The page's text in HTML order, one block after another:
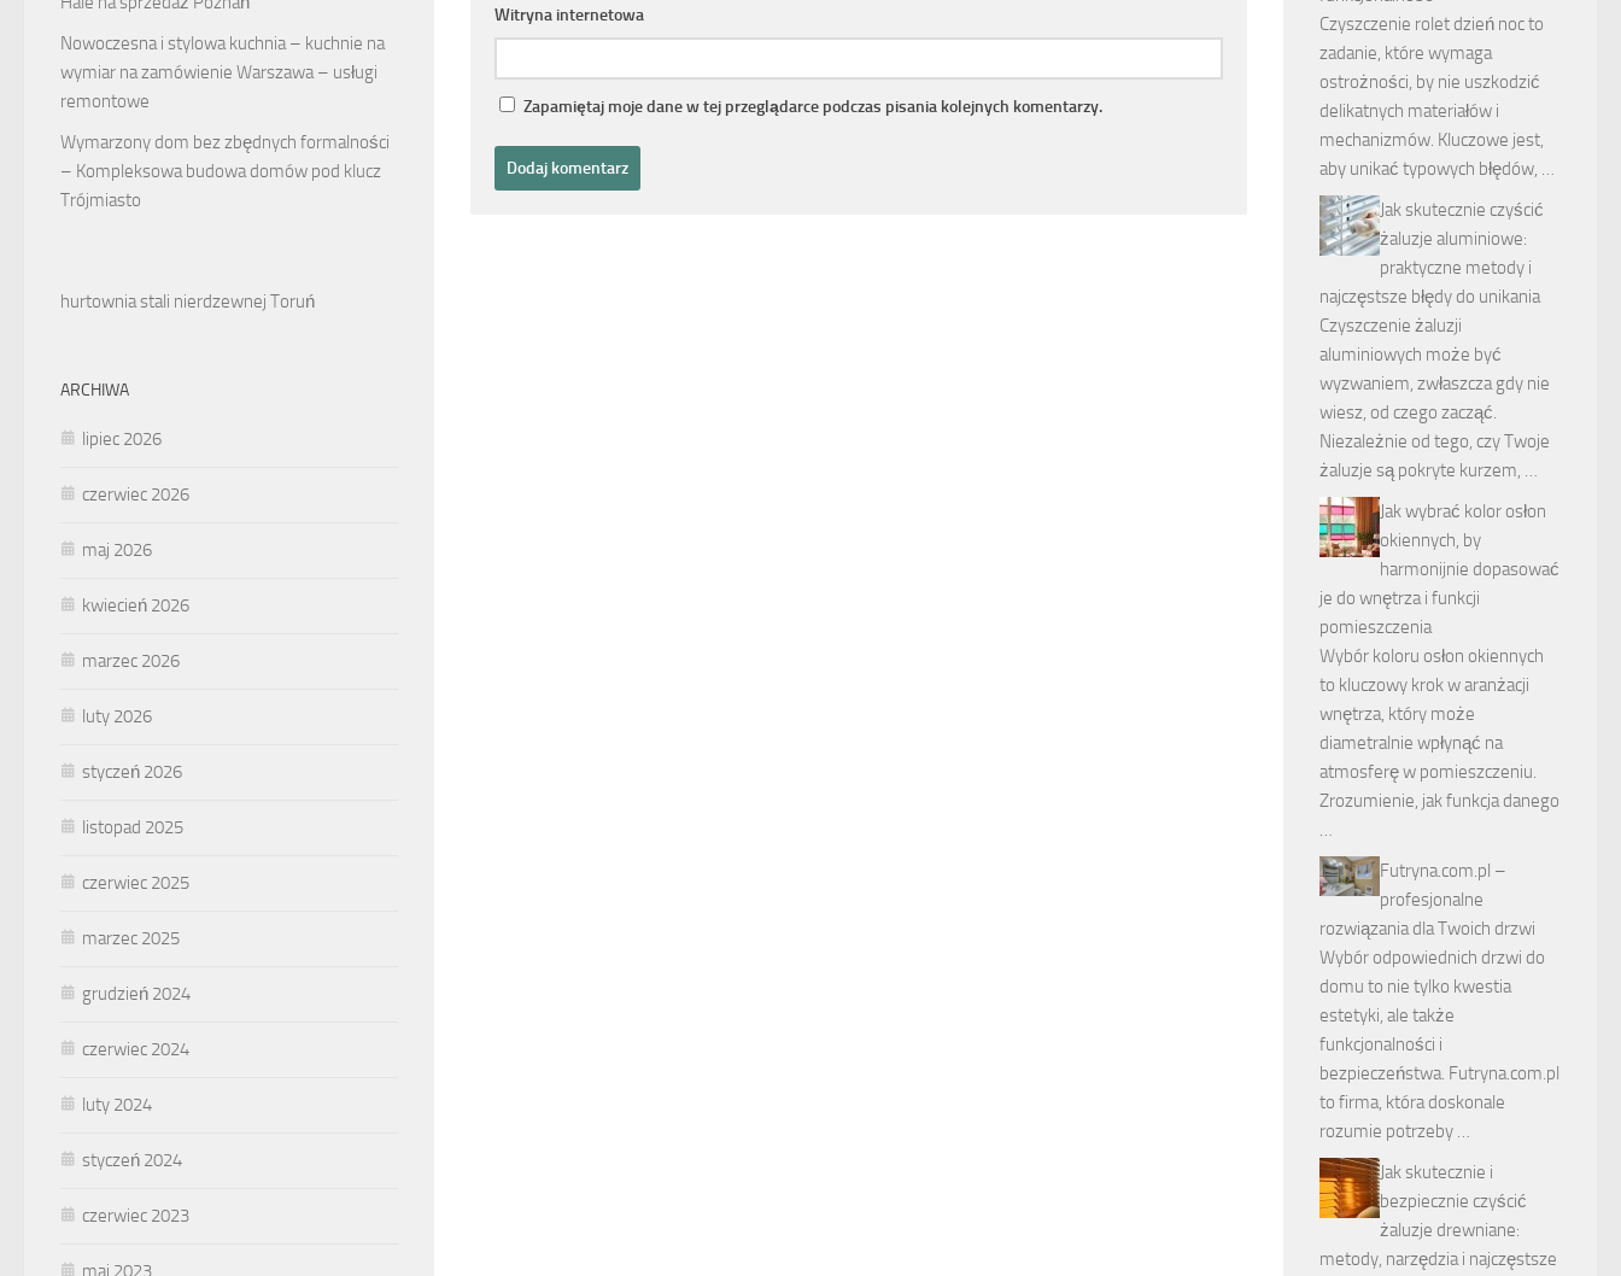
Witryna internetowa
Zapamiętaj moje dane w tej przeglądarce podczas pisania kolejnych komentarzy.
Nowoczesna i stylowa kuchnia – kuchnie na
wymiar na zamówienie Warszawa – usługi
remontowe
Wymarzony dom bez zbędnych formalności
– Kompleksowa budowa domów pod klucz
Trójmiasto
hurtownia stali nierdzewnej Toruń
ARCHIWA
lipiec 2026
czerwiec 2026
maj 2026
kwiecień 2026
marzec 2026
luty 2026
styczeń 2026
listopad 2025
czerwiec 2025
marzec 2025
grudzień 2024
czerwiec 2024
luty 2024
styczeń 2024
czerwiec 2023
maj 2023
Czyszczenie rolet dzień noc to
zadanie, które wymaga
ostrożności, by nie uszkodzić
delikatnych materiałów i
mechanizmów. Kluczowe jest,
aby unikać typowych błędów, …
Jak skutecznie czyścić
żaluzje aluminiowe:
praktyczne metody i
najczęstsze błędy do unikania
Czyszczenie żaluzji
aluminiowych może być
wyzwaniem, zwłaszcza gdy nie
wiesz, od czego zacząć.
Niezależnie od tego, czy Twoje
żaluzje są pokryte kurzem, …
Jak wybrać kolor osłon
okiennych, by
harmonijnie dopasować
je do wnętrza i funkcji
pomieszczenia
Wybór koloru osłon okiennych
to kluczowy krok w aranżacji
wnętrza, który może
diametralnie wpłynąć na
atmosferę w pomieszczeniu.
Zrozumienie, jak funkcja danego
…
Futryna.com.pl –
profesjonalne
rozwiązania dla Twoich drzwi
Wybór odpowiednich drzwi do
domu to nie tylko kwestia
estetyki, ale także
funkcjonalności i
bezpieczeństwa. Futryna.com.pl
to firma, która doskonale
rozumie potrzeby …
Jak skutecznie i
bezpiecznie czyścić
żaluzje drewniane:
metody, narzędzia i najczęstsze